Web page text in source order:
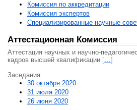
Комиссия по аккредитации
Комиссия экспертов
Специализированные научные
Аттестационная Комиссия
Аттестация научных и научно-
кадров высшей квалификации […]
Заседания:
30 октября 2020
31 июля 2020
26 июня 2020